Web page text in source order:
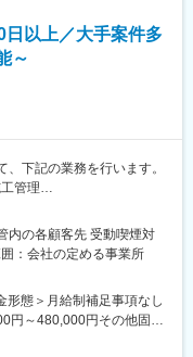
ジも可能
トなど思考に合わせ選択
や勉強が可能！
ログラミングや設計など幅
デミー制度で取得した単
のオフィスワークもあ
国家資格の取得が可能で
」と思う方もご安心くだ
検方法、評価制度、勤怠
解消や将来やりたいこと
ご連絡をさせていただき
ださい！
ップ研修、リーダー研修
日以上／大手案件多
～
下記の業務を行います。
管理
、設計、施工図作成、
また、大手とのつながり
アップしています。さら
内の各顧客先 受動喫煙対
：会社の定める事業所
形態＞月給制補足事項なし
円～480,000円その他固定